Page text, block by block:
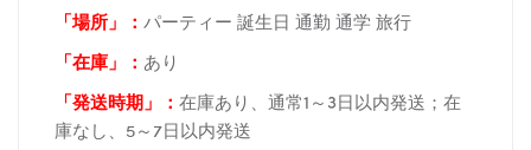
「場所 」： パーティー 誕生日 通勤 通学 旅行
「在庫 」： あり
「発送時期 」： 在庫あり、通常1～3日以内発送；在
庫なし、5～7日以内発送